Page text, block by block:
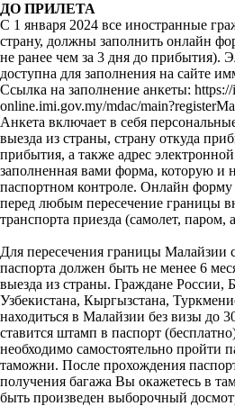
ДО ПРИЛЕТА
С 1 января 2024 все иностранные
страну, должны заполнить онлайн
не ранее чем за 3 дня до прибытия).
доступна для заполнения на сайте
Ссылка на заполнение анкеты: https://
online.imi.gov.my/mdac/
Анкета включает в себя
выезда из страны, страну откуда
прибытия, а также адрес
заполненная вами форма, которую и
паспортном контроле. Онлайн форму
перед любым пересечение границы
транспорта приезда (самолет, паром,
Для пересечения границы Малайзии
паспорта должен быть не менее 6
выезда из страны. Граждане России,
Узбекистана, Кыргызстана,
находиться в Малайзии без визы до
ставится штамп в паспорт
необходимо самостоятельно пройти
таможни. После прохождения
получения багажа Вы окажетесь в
быть произведен выборочный